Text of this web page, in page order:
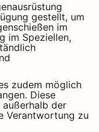
gestellt, um
im
im Speziellen,
zudem möglich
Diese
der
Verantwortung zu